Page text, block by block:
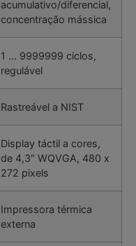
acumulativo/diferencial,
concentração mássica
1 … 9999999 ciclos,
regulável
Rastreável a NIST
Display táctil a cores,
de 4,3″ WQVGA, 480 x
272 pixels
Impressora térmica
externa